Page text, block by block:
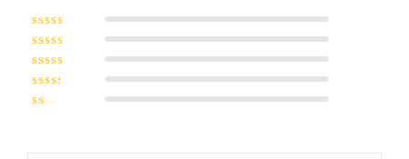
5
de 5
ão2de